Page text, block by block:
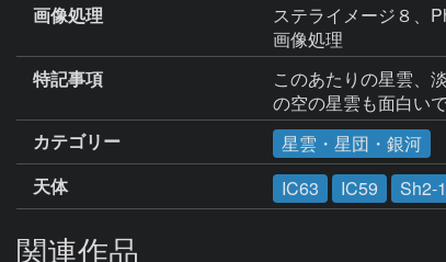
画像処理
ステライメージ８、
画像処理
特記事項
このあたりの星雲、
の空の星雲も面白いで
カテゴリー
星雲・星団・銀河
天体
IC63 IC59 Sh2-
関連作品